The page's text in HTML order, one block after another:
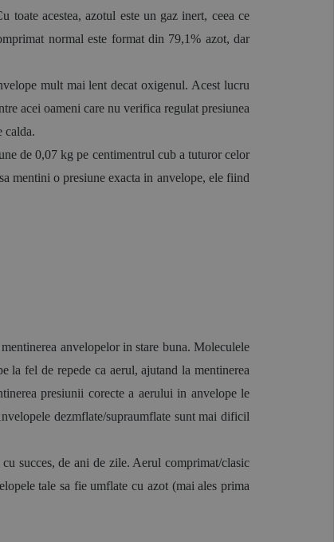
toate acestea, azotul este un gaz inert, ceea ce
normal este format din 79,1% azot, dar
mult mai lent decat oxigenul. Acest lucru
acei oameni care nu verifica regulat presiunea
calda.
de 0,07 kg pe centimentrul cub a tuturor celor
mentini o presiune exacta in anvelope, ele fiind
anvelopelor in stare buna. Moleculele
la fel de repede ca aerul, ajutand la mentinerea
presiunii corecte a aerului in anvelope le
dezmflate/supraumflate sunt mai dificil
succes, de ani de zile. Aerul comprimat/clasic
tale sa fie umflate cu azot (mai ales prima